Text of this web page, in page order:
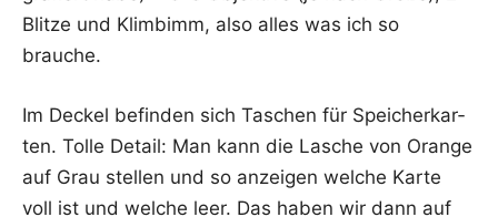
Blit­ze und Klim­bimm, also alles was ich so
brauche.
Im Deckel befin­den sich Taschen für Spei­cher­kar­
ten. Tol­le Detail: Man kann die Lasche von Oran­ge
auf Grau stel­len und so anzei­gen wel­che Kar­te
voll ist und wel­che leer. Das haben wir dann auf